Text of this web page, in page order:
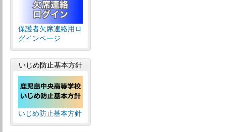
保護者欠席連絡用ロ
グインページ
いじめ防止基本方針
いじめ防止基本方針